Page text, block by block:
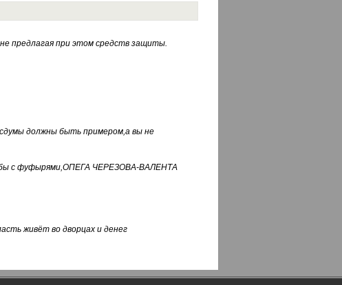
предлагая при этом средств защиты.
должны быть примером,а вы не
с фуфырями,ОПЕГА ЧЕРЕЗОВА-ВАЛЕНТА
живёт во дворцах и денег